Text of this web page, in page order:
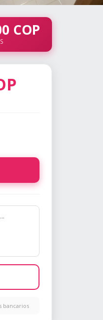
COP
bancarios